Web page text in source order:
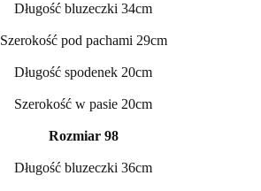
Długość bluzeczki 34cm
Szerokość pod pachami 29cm
Długość spodenek 20cm
Szerokość w pasie 20cm
Rozmiar 98
Długość bluzeczki 36cm